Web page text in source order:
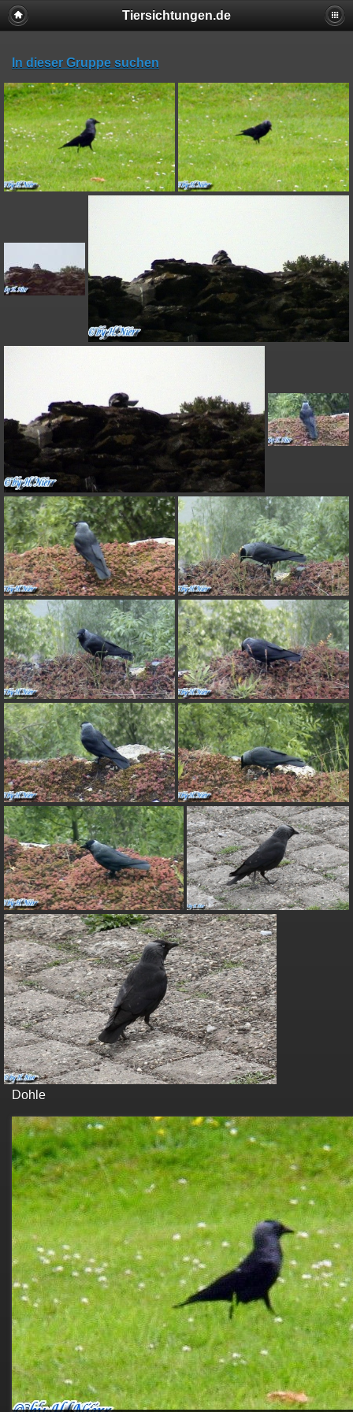
Tiersichtungen.de
In dieser Gruppe suchen
Dohle